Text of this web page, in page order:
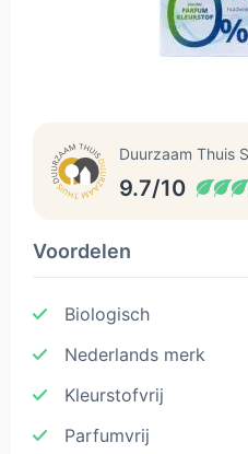
Duurzaam Thuis
9.7/10
Voordelen
Biologisch
Nederlands merk
Kleurstofvrij
Parfumvrij